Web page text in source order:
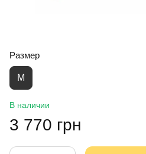
Размер
M
В наличии
3 770 грн